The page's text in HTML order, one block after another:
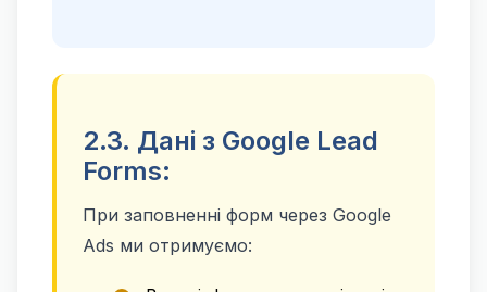
2.3. Дані з Google Lead
Forms:
При заповненні форм через Google
Ads ми отримуємо: